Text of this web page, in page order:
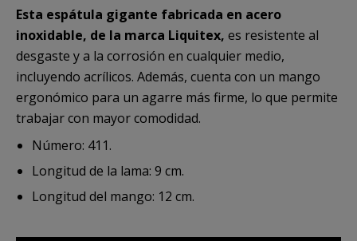
Esta espátula gigante fabricada en acero
inoxidable, de la marca Liquitex, es resistente al
desgaste y a la corrosión en cualquier medio,
incluyendo acrílicos. Además, cuenta con un mango
ergonómico para un agarre más firme, lo que permite
trabajar con mayor comodidad.
Número: 411.
Longitud de la lama: 9 cm.
Longitud del mango: 12 cm.